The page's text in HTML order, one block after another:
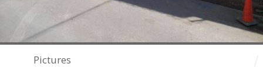
Pictures